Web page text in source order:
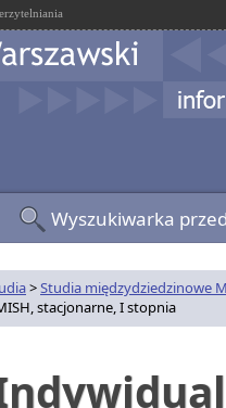
Wyszukiwarka
>Studia międzydziedzinowe
stacjonarne, I stopnia